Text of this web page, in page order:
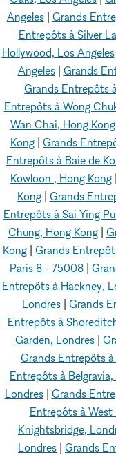
Angeles| Grands
Entrepôts à Silver
Hollywood, Los Angeles|
Angeles| Grands
Grands Entrepôts
Entrepôts à Wong
Wan Chai, Hong Kong
Kong Grands
Entrepôts à Baie de
Kowloon , Hong Kong
Kong| Grands
Entrepôts à Sai Ying
Chung, Hong Kong
Kong Grands
Paris 8 - 75008
Entrepôts à Hackney,
Londres| Grands
Entrepôts à
Garden, Londres
Grands Entrepôts
Entrepôts à
Londres| Grands
Entrepôts à West
Knightsbridge,
Londres Grands